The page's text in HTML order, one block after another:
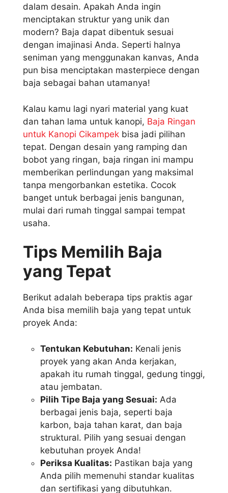
dalam desain. Apakah Anda ingin
menciptakan struktur yang unik dan
modern? Baja dapat dibentuk sesuai
dengan imajinasi Anda. Seperti halnya
seniman yang menggunakan kanvas, Anda
pun bisa menciptakan masterpiece dengan
baja sebagai bahan utamanya!
Kalau kamu lagi nyari material yang kuat
dan tahan lama untuk kanopi, Baja Ringan
untuk Kanopi Cikampek bisa jadi pilihan
tepat. Dengan desain yang ramping dan
bobot yang ringan, baja ringan ini mampu
memberikan perlindungan yang maksimal
tanpa mengorbankan estetika. Cocok
banget untuk berbagai jenis bangunan,
mulai dari rumah tinggal sampai tempat
usaha.
Tips Memilih Baja
yang Tepat
Berikut adalah beberapa tips praktis agar
Anda bisa memilih baja yang tepat untuk
proyek Anda:
Tentukan Kebutuhan: Kenali jenis
proyek yang akan Anda kerjakan,
apakah itu rumah tinggal, gedung tinggi,
atau jembatan.
Pilih Tipe Baja yang Sesuai: Ada
berbagai jenis baja, seperti baja
karbon, baja tahan karat, dan baja
struktural. Pilih yang sesuai dengan
kebutuhan proyek Anda!
Periksa Kualitas: Pastikan baja yang
Anda pilih memenuhi standar kualitas
dan sertifikasi yang dibutuhkan.